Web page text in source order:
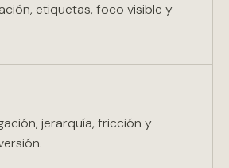
etiquetas, foco visible y
jerarquía, fricción y